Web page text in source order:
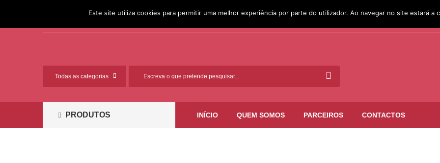
[351] 261 812 881 (Chamada
PRODUTOS INÍCIO QUEM SOMOS PARCEIROS CONTACTOS
Este site utiliza cookies para permitir uma melhor experiência por parte do utilizador. Ao navegar no site estará a